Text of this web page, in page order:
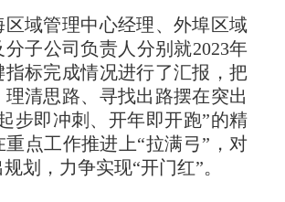
区域管理中心经理、外埠区域
子公司负责人分别就2023年
指标完成情况进行了汇报，把
清思路、寻找出路摆在突出
步即冲刺、开年即开跑”的精
重点工作推进上“拉满弓”，对
划，力争实现“开门红”。